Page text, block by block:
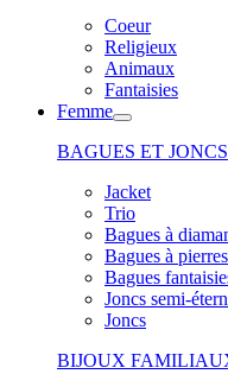
Coeur
Religieux
Animaux
Fantaisies
Femme
BAGUES ET JONCS
Jacket
Trio
Bagues à
Bagues à
Bagues
Joncs semi-
Joncs
BIJOUX